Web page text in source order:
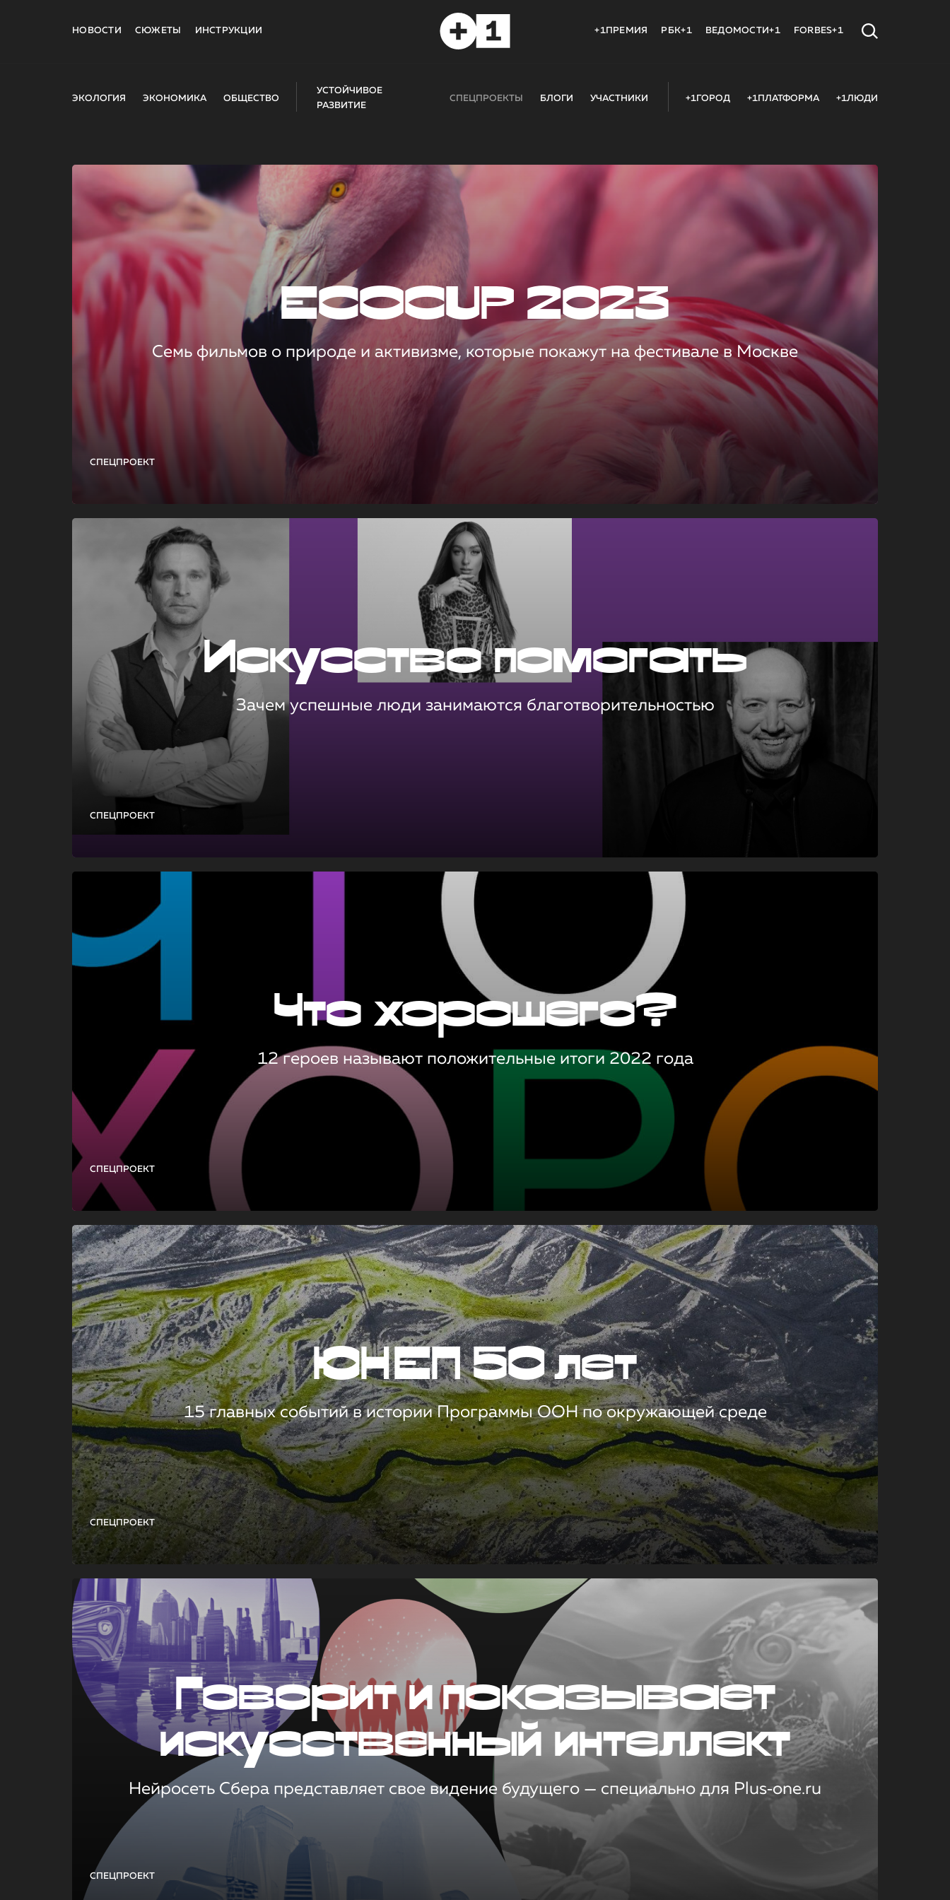
НОВОСТИ СЮЖЕТЫ ИНСТРУКЦИИ +1ПРЕМИЯ РБК+1 ВЕДОМОСТИ+1 FORBES+1
ЭКОЛОГИЯ ЭКОНОМИКА ОБЩЕСТВО
УСТОЙЧИВОЕ
РАЗВИТИЕ
СПЕЦПРОЕКТЫ БЛОГИ УЧАСТНИКИ +1ГОРОД +1ПЛАТФОРМА +1ЛЮДИ
СПЕЦПРОЕКТ
ECOCUP 2023
Семь фильмов о природе и активизме, которые покажут на фестивале в Москве
СПЕЦПРОЕКТ
Искусство помогать
Зачем успешные люди занимаются благотворительностью
СПЕЦПРОЕКТ
Что хорошего?
12 героев называют положительные итоги 2022 года
СПЕЦПРОЕКТ
ЮНЕП 50 лет
15 главных событий в истории Программы ООН по окружающей среде
СПЕЦПРОЕКТ
Говорит и показывает
искусственный интеллект
Нейросеть Сбера представляет свое видение будущего — специально для Plus‑one.ru